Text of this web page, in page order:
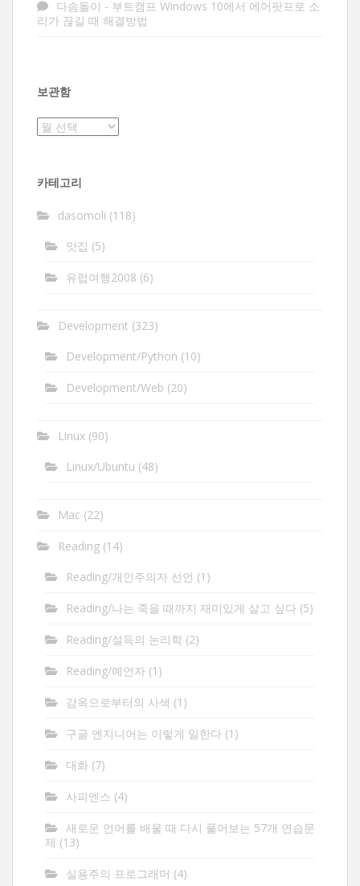
다솜돌이 - 부트캠프 Windows 10에서 에어팟프로 소
리가 끊길 때 해결방법
보관함
보
카테고리
dasomoli (118)
맛집 (5)
유럽여행2008 (6)
Development (323)
Development/Python (10)
Development/Web (20)
Linux (90)
Linux/Ubuntu (48)
Mac (22)
Reading (14)
Reading/개인주의자 선언 (1)
Reading/나는 죽을 때까지 재미있게 살고 싶다 (5)
Reading/설득의 논리학 (2)
Reading/예언자 (1)
감옥으로부터의 사색 (1)
구글 엔지니어는 이렇게 일한다 (1)
대화 (7)
사피엔스 (4)
새로운 언어를 배울 때 다시 풀어보는 57개 연습문
제 (13)
실용주의 프로그래머 (4)